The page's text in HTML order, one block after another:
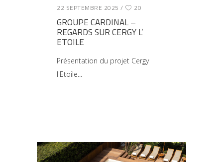
22 SEPTEMBRE 2025 20
GROUPE CARDINAL –
REGARDS SUR CERGY L’
ETOILE
Présentation du projet Cergy
l'Etoile